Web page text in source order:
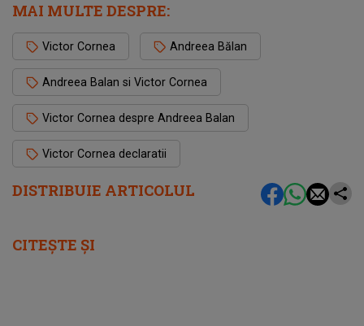
DISTRIBUIE ARTICOLUL
MAI MULTE DESPRE:
Victor Cornea Andreea Bălan
Andreea Balan si Victor Cornea
Victor Cornea despre Andreea Balan
Victor Cornea declaratii
CITEȘTE ȘI